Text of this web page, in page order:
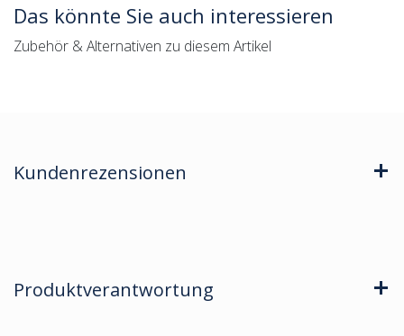
Das könnte Sie auch interessieren
Zubehör & Alternativen zu diesem Artikel
Kundenrezensionen
Produktverantwortung